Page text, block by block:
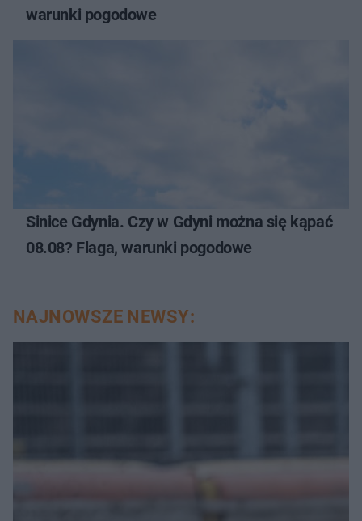
warunki pogodowe
Sinice Gdynia. Czy w Gdyni można się kąpać
08.08? Flaga, warunki pogodowe
NAJNOWSZE NEWSY: